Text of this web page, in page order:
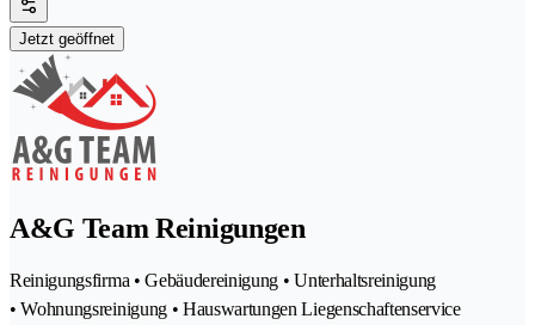
Jetzt geöffnet
A&G Team Reinigungen
Reinigungsfirma • Gebäudereinigung • Unterhaltsreinigung
• Wohnungsreinigung • Hauswartungen Liegenschaftenservice